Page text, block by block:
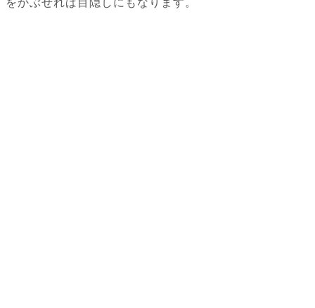
をかぶせれば目隠しにもなります。